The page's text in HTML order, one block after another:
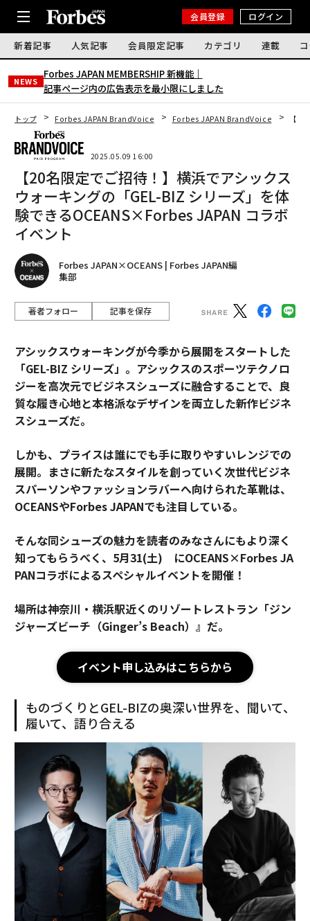
会員登録 ログイン
新着記事 人気記事 会員限定記事 カテゴリ 連載
NEWS
Forbes JAPAN MEMBERSHIP 新機能｜
記事ページ内の広告表示を最小限にしました
トップ Forbes JAPAN BrandVoice Forbes JAPAN BrandVoice 【
2025.05.09 16:00
【20名限定でご招待！】横浜でアシックス
ウォーキングの「GEL-BIZ シリーズ」を体
験できるOCEANS×Forbes JAPAN コラボ
イベント
Forbes JAPAN×OCEANS | Forbes JAPAN編
集部
著者フォロー 記事を保存
アシックスウォーキングが今季から展開をスタートした
「GEL-BIZ シリーズ」。アシックスのスポーツテクノロ
ジーを高次元でビジネスシューズに融合することで、良
質な履き心地と本格派なデザインを両立した新作ビジネ
スシューズだ。
しかも、プライスは誰にでも手に取りやすいレンジでの
展開。まさに新たなスタイルを創っていく次世代ビジネ
スパーソンやファッションラバーへ向けられた革靴は、
OCEANSやForbes JAPANでも注目している。
そんな同シューズの魅力を読者のみなさんにもより深く
知ってもらうべく、5月31(土) にOCEANS×Forbes JA
PANコラボによるスペシャルイベントを開催！
場所は神奈川・横浜駅近くのリゾートレストラン「ジン
ジャーズビーチ（Ginger’s Beach）』だ。
イベント申し込みはこちらから
ものづくりとGEL-BIZの奥深い世界を、聞いて、
履いて、語り合える